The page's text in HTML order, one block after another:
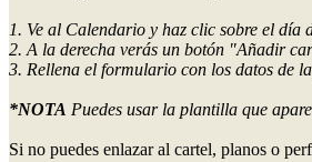
1. Ve al Calendario y haz clic sobre el día
2. A la derecha verás un botón "Añadir
3. Rellena el formulario con los datos de
*NOTA Puedes usar la plantilla que
Si no puedes enlazar al cartel, planos o